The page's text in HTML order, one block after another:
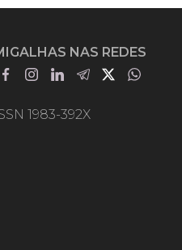
NAS REDES
1983-392X